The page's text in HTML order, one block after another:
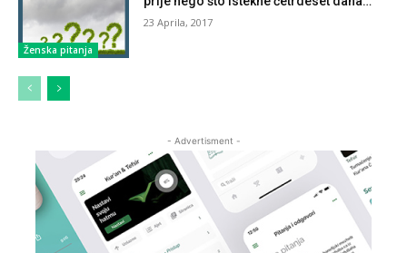
Ženska pitanja
23 Aprila, 2017
- Advertisment -